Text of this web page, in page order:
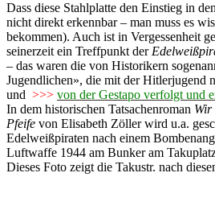
Dass diese Stahlplatte den Einstieg in
nicht direkt erkennbar – man muss es
bekommen). Auch ist in Vergessenheit
seinerzeit ein Treffpunkt der
– das waren die von Historikern
Jugendlichen», die mit der Hitlerjugend
und >>> von der Gestapo verfolgt und
In dem historischen Tatsachenroman Wir
Pfeife von Elisabeth Zöller wird u.a.
Edelweißpiraten nach einem
Luftwaffe 1944 am Bunker am
Dieses Foto zeigt die Takustr. nach